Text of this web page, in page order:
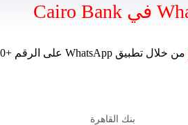
بنك القاهرة